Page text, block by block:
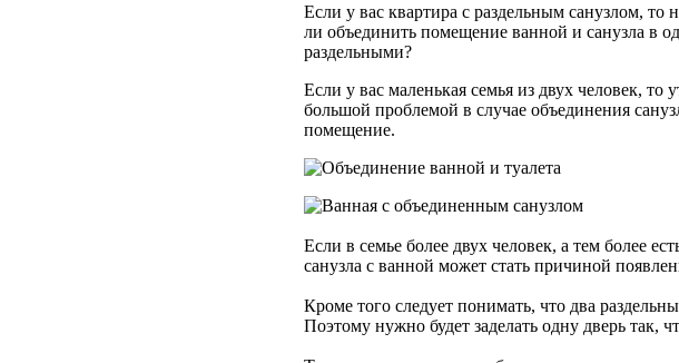
Если у вас квартира с раздельным санузлом,
ли объединить помещение ванной и санузла в
раздельными?
Если у вас маленькая семья из двух человек,
большой проблемой в случае объединения
помещение.
Если в семье более двух человек, а тем более
санузла с ванной может стать причиной
Кроме того следует понимать, что два
Поэтому нужно будет заделать одну дверь так,